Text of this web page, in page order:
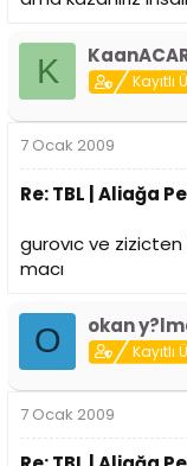
K Kayıtlı
7 Ocak 2009
Re: TBL | Aliağa
gurovıc ve zizicten
macı
O okan
Kayıtlı
7 Ocak 2009